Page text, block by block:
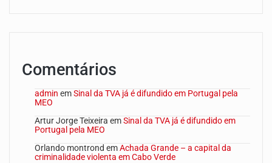
Comentários
admin emSinal da TVA já é difundido em Portugal pela
MEO
Artur Jorge Teixeira emSinal da TVA já é difundido em
Portugal pela MEO
Orlando montrond emAchada Grande – a capital da
criminalidade violenta em Cabo Verde